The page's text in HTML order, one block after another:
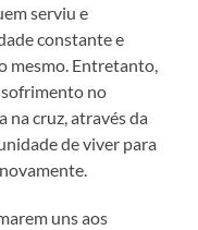
serviu e
constante e
mesmo. Entretanto,
sofrimento no
na cruz, através da
de viver para
uns aos